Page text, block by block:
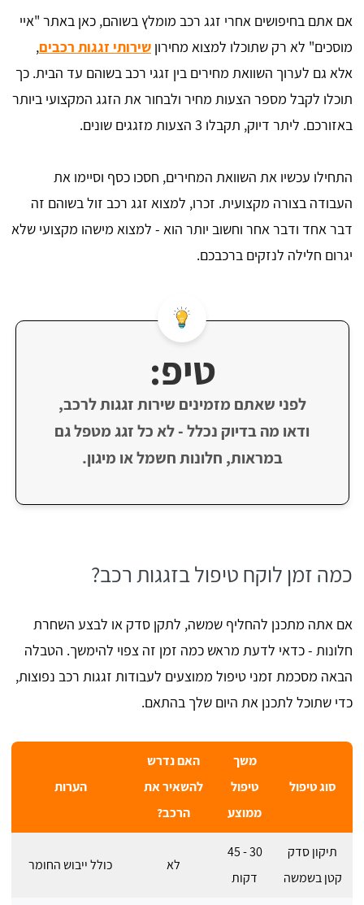
אם אתם בחיפושים אחרי זגג רכב מומלץ בשוהם, כאן באתר "איי
מוסכים" לא רק שתוכלו למצוא מחירון שירותי זגגות רכבים,
אלא גם לערוך השוואת מחירים בין זגגי רכב בשוהם עד הבית. כך
תוכלו לקבל מספר הצעות מחיר ולבחור את הזגג המקצועי ביותר
באזורכם. ליתר דיוק, תקבלו 3 הצעות מזגגים שונים.
התחילו עכשיו את השוואת המחירים, חסכו כסף וסיימו את
העבודה בצורה מקצועית. זכרו, למצוא זגג רכב זול בשוהם זה
דבר אחד ודבר אחר וחשוב יותר הוא - למצוא מישהו מקצועי שלא
יגרום חלילה לנזקים ברכבכם.
טיפ:
לפני שאתם מזמינים שירות זגגות לרכב,
ודאו מה בדיוק נכלל - לא כל זגג מטפל גם
במראות, חלונות חשמל או מיגון.
כמה זמן לוקח טיפול בזגגות רכב?
אם אתה מתכנן להחליף שמשה, לתקן סדק או לבצע השחרת
חלונות - כדאי לדעת מראש כמה זמן זה צפוי להימשך. הטבלה
הבאה מסכמת זמני טיפול ממוצעים לעבודות זגגות רכב נפוצות,
כדי שתוכל לתכנן את היום שלך בהתאם.
סוג טיפול
משך
טיפול
ממוצע
האם נדרש
להשאיר את
הרכב?
הערות
תיקון סדק
קטן בשמשה
30 - 45
דקות
לא כולל ייבוש החומר